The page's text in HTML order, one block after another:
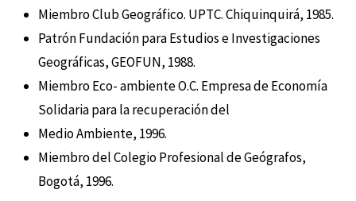
Miembro Club Geográfico. UPTC. Chiquinquirá, 1985.
Patrón Fundación para Estudios e Investigaciones
Geográficas, GEOFUN, 1988.
Miembro Eco- ambiente O.C. Empresa de Economía
Solidaria para la recuperación del
Medio Ambiente, 1996.
Miembro del Colegio Profesional de Geógrafos,
Bogotá, 1996.